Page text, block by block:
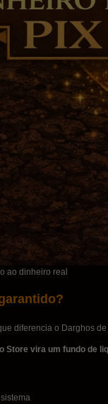
ao dinheiro real
diferencia o Darghos
Store vira um fundo de